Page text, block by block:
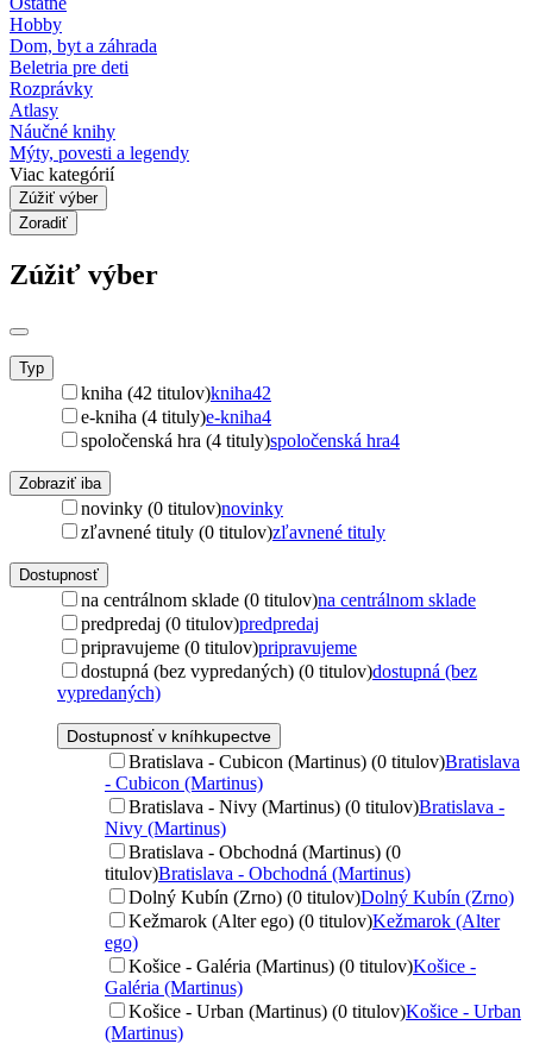
Hobby
Dom, byt a záhrada
Beletria pre deti
Rozprávky
Atlasy
Náučné knihy
Mýty, povesti a legendy
Viac kategórií
Zúžiť výber
Zoradiť
Zúžiť výber
Typ
kniha (42 titulov)kniha42
e-kniha (4 tituly)e-kniha4
spoločenská hra (4 tituly)spoločenská hra4
Zobraziť iba
novinky (0 titulov)novinky
zľavnené tituly (0 titulov)zľavnené tituly
Dostupnosť
na centrálnom sklade (0 titulov)na centrálnom sklade
predpredaj (0 titulov)predpredaj
pripravujeme (0 titulov)pripravujeme
dostupná (bez vypredaných) (0 titulov)dostupná (bez
vypredaných)
Dostupnosť v kníhkupectve
Bratislava - Cubicon (Martinus) (0 titulov)Bratislava
- Cubicon (Martinus)
Bratislava - Nivy (Martinus) (0 titulov)Bratislava -
Nivy (Martinus)
Bratislava - Obchodná (Martinus) (0
titulov)Bratislava - Obchodná (Martinus)
Dolný Kubín (Zrno) (0 titulov)Dolný Kubín (Zrno)
Kežmarok (Alter ego) (0 titulov)Kežmarok (Alter
ego)
Košice - Galéria (Martinus) (0 titulov)Košice -
Galéria (Martinus)
Košice - Urban (Martinus) (0 titulov)Košice - Urban
(Martinus)